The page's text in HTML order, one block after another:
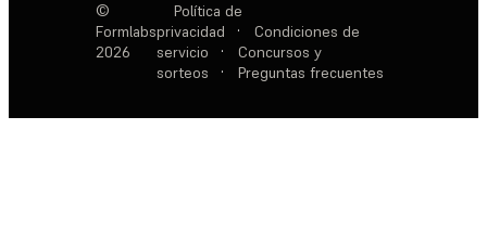
©
Formlabs
2026
Política de
privacidad
·
Condiciones de
servicio
·
Concursos y
sorteos
· Preguntas frecuentes